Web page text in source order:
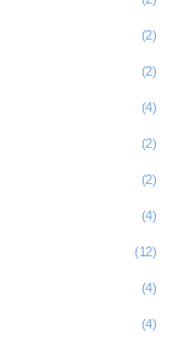
(2)
(2)
(4)
(2)
(2)
(4)
(12)
(4)
(4)